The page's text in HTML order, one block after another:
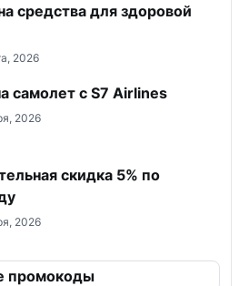
средства для здоровой
2026
самолет с S7 Airlines
2026
скидка 5% по
2026
промокоды